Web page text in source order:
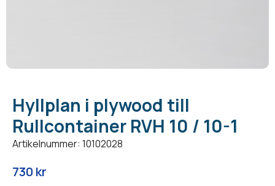
Hyllplan i plywood till
Rullcontainer RVH 10 / 10-1
Artikelnummer: 10102028
730 kr